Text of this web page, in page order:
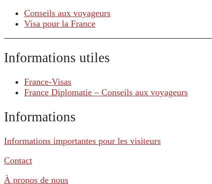
Conseils aux voyageurs
Visa pour la France
Informations utiles
France-Visas
France Diplomatie – Conseils aux voyageurs
Informations
Informations importantes pour les visiteurs
Contact
À propos de nous